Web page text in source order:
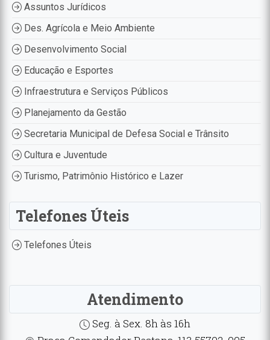
Assuntos Jurídicos
Des. Agrícola e Meio Ambiente
Desenvolvimento Social
Educação e Esportes
Infraestrutura e Serviços Públicos
Planejamento da Gestão
Secretaria Municipal de Defesa Social e Trânsito
Cultura e Juventude
Turismo, Patrimônio Histórico e Lazer
Telefones Úteis
Telefones Úteis
Atendimento
Seg. à Sex. 8h às 16h